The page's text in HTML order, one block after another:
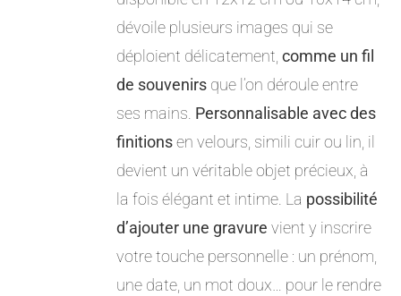
dévoile plusieurs images qui se
déploient délicatement,comme un fil
de souvenirs que l’on déroule entre
ses mains. Personnalisable avec des
finitionsen velours, simili cuir ou lin, il
devient un véritable objet précieux, à
la fois élégant et intime. La possibilité
d’ajouter une gravure vient y inscrire
votre touche personnelle : un prénom,
une date, un mot doux… pour le rendre